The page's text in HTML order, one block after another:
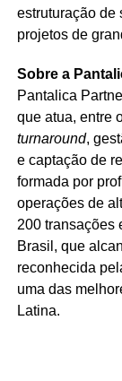
estruturação de
projetos de
Sobre a
Pantalica
que atua, entre
turnaround,
e captação de
formada por
operações de
200 transações
Brasil, que
reconhecida
uma das
Latina.